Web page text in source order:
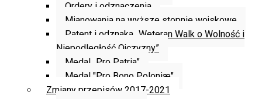
Ordery i odznaczenia
Mianowania na wyższe stopnie wojskowe
Patent i odznaka „Weteran Walk o Wolność i
Niepodległość Ojczyzny”
Medal „Pro Patria”
Medal "Pro Bono Poloniæ"
Zmiany przepisów 2017-2021